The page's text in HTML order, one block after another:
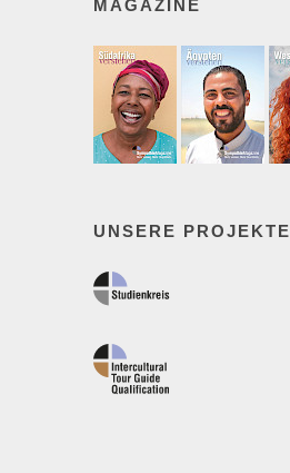
MAGAZINE
UNSERE PROJEKTE